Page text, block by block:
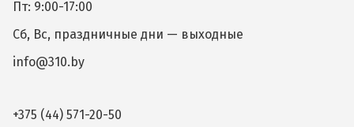
Пт: 9:00-17:00
Сб, Вс, праздничные дни — выходные
info@310.by
+375 (44) 571-20-50